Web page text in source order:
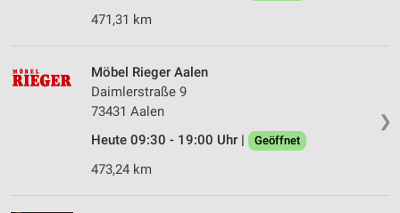
471,31 km
❯
Möbel Rieger Aalen
Daimlerstraße 9
73431 Aalen
Heute 09:30 - 19:00 Uhr |
Geöffnet
473,24 km